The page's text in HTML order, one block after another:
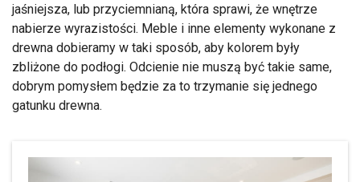
jaśniejsza, lub przyciemnianą, która sprawi, że wnętrze
nabierze wyrazistości. Meble i inne elementy wykonane z
drewna dobieramy w taki sposób, aby kolorem były
zbliżone do podłogi. Odcienie nie muszą być takie same,
dobrym pomysłem będzie za to trzymanie się jednego
gatunku drewna.